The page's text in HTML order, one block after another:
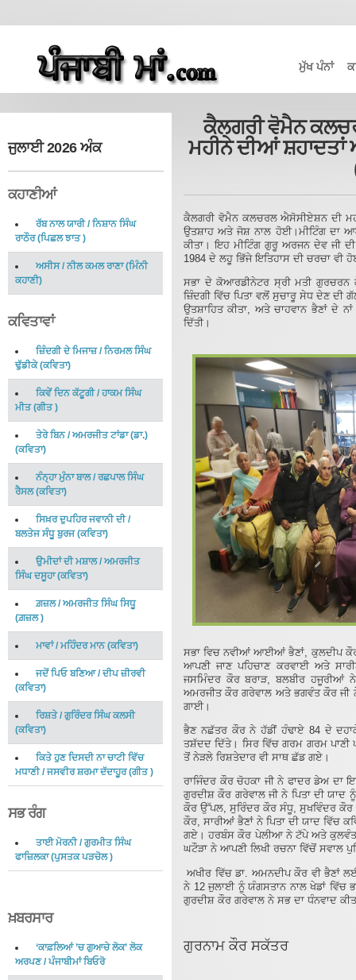
ਮੁੱਖ ਪੰਨਾਂ
ਜੁਲਾਈ 2026 ਅੰਕ
ਕਹਾਣੀਆਂ
ਰੱਬ ਨਾਲ ਯਾਰੀ/ਨਿਸ਼ਾਨ ਸਿੰਘ
ਰਾਠੌਰ(ਪਿਛਲ ਝਾਤ)
ਅਸੀਸ/ਨੀਲ ਕਮਲ ਰਾਣਾ(ਮਿੰਨੀ
ਕਹਾਣੀ)
ਕਵਿਤਾਵਾਂ
ਜ਼ਿੰਦਗੀ ਦੇ ਮਿਜਾਜ਼/ਨਿਰਮਲ ਸਿੰਘ
ਢੁੱਡੀਕੇ(ਕਵਿਤਾ)
ਕਿਵੇਂ ਦਿਨ ਕੱਟੂਗੀ/ ਹਾਕਮ ਸਿੰਘ
ਮੀਤ(ਗੀਤ)
ਤੇਰੇ ਬਿਨ/ਅਮਰਜੀਤ ਟਾਂਡਾ (ਡਾ.)
(ਕਵਿਤਾ)
ਨੰਨ੍ਹਾ ਮੁੰਨਾ ਬਾਲ/ ਰਛਪਾਲ ਸਿੰਘ
ਰੈਸਲ(ਕਵਿਤਾ)
ਸਿਖ਼ਰ ਦੁਪਹਿਰ ਜਵਾਨੀ ਦੀ/
ਬਲਤੇਜ ਸੰਧੂ ਬੁਰਜ(ਕਵਿਤਾ)
ਉਮੀਦਾਂ ਦੀ ਮਸ਼ਾਲ/ ਅਮਰਜੀਤ
ਸਿੰਘ ਦਸੂਹਾ(ਕਵਿਤਾ)
ਗ਼ਜ਼ਲ/ਅਮਰਜੀਤ ਸਿੰਘ ਸਿਧੂ
(ਗ਼ਜ਼ਲ)
ਮਾਵਾਂ/ ਮਹਿੰਦਰ ਮਾਨ(ਕਵਿਤਾ)
ਜਦੋਂ ਪਿਓ ਬਣਿਆ/ਦੀਪ ਜ਼ੀਰਵੀ
(ਕਵਿਤਾ)
ਰਿਸ਼ਤੇ/ ਗੁਰਿੰਦਰ ਸਿੰਘ ਕਲਸੀ
(ਕਵਿਤਾ)
ਕਿਤੇ ਹੁਣ ਦਿਸਦੀ ਨਾ ਚਾਟੀ ਵਿੱਚ
ਮਧਾਣੀ/ਜਸਵੀਰ ਸ਼ਰਮਾ ਦੱਦਾਹੂਰ(ਗੀਤ)
ਸਭ ਰੰਗ
ਤਾਈ ਮੋਰਨੀ/ਗੁਰਮੀਤ ਸਿੰਘ
ਫਾਜ਼ਿਲਕਾ(ਪੁਸਤਕ ਪੜਚੋਲ)
ਖ਼ਬਰਸਾਰ
‘ਕਾਫ਼ਲਿਆਂ ’ਚ ਗੁਆਚੇ ਲੋਕ’ ਲੋਕ
ਅਰਪਣ/ਪੰਜਾਬੀਮਾਂ ਬਿਓਰੋ
ਕੈਲਗਰੀ ਵੋਮੈਨ
ਮਹੀਨੇ ਦੀਆਂ ਸ਼ਹਾਦਤਾਂ
ਕੈਲਗਰੀ ਵੋਮੈਨ ਕਲਚਰਲ ਐਸੋਸੀਏਸ਼ਨ ਦੀ
ਉਤਸ਼ਾਹ ਅਤੇ ਜੋਸ਼ ਨਾਲ ਹੋਈ।ਮੀਟਿੰਗ ਦਾ
ਕੀਤਾ। ਇਹ ਮੀਟਿੰਗ ਗੁਰੂ ਅਰਜਨ ਦੇਵ ਜੀ
1984 ਦੇ ਲਹੂ ਭਿੱਜੇ ਇਤਿਹਾਸ ਦੀ ਚਰਚਾ ਵੀ
ਸਭਾ ਦੇ ਕੋਆਰਡੀਨੇਟਰ ਸ੍ਰੀ ਮਤੀ ਗੁਰਚਰਨ
ਜ਼ਿੰਦਗੀ ਵਿੱਚ ਪਿਤਾ ਵਲੋਂ ਸੁਚਾਰੂ ਸੇਧ ਦੇਣ ਦੀ
ਉਤਸ਼ਾਹਿਤ ਕੀਤਾ, ਅਤੇ ਚਾਹਵਾਨ ਭੈਣਾਂ ਦੇ
ਦਿੱਤੀ।
ਸਭਾ ਵਿਚ ਨਵੀਆਂ ਆਈਆਂ ਭੈਣਾਂ, ਕੁਲਦੀਪ
ਆਪਣੀ ਜਾਣ ਪਹਿਚਾਣ ਕਰਵਾਈ ਅਤੇ
ਜਸਮਿੰਦਰ ਕੌਰ ਬਰਾੜ, ਬਲਬੀਰ ਹਜੂਰੀਆਂ
ਅਮਰਜੀਤ ਕੌਰ ਗਰੇਵਾਲ ਅਤੇ ਭਗਵੰਤ ਕੌਰ ਜੀ
ਗਾਈ।
ਭੈਣ ਨਛੱਤਰ ਕੌਰ ਨੇ ਹੱਡੀਂ ਹੰਢਾਏ 84 ਦੇ
ਤਸ਼ੱਦਦ ਦਿੱਤੇ। ਸਿਰ ਵਿੱਚ ਗਰਮ ਗਰਮ
ਤੋਂ ਨੇੜਲੇ ਰਿਸ਼ਤੇਦਾਰ ਵੀ ਸਾਥ ਛੱਡ ਗਏ।
ਰਾਜਿੰਦਰ ਕੌਰ ਚੋਹਕਾ ਜੀ ਨੇ ਫਾਦਰ ਡੇਅ ਦਾ
ਗੁਰਦੀਸ਼ ਕੌਰ ਗਰੇਵਾਲ ਜੀ ਨੇ ਪਿਤਾ ਦੀ ਯਾਦ
ਕੌਰ ਉੱਪਲ, ਸੁਰਿੰਦਰ ਕੌਰ ਸੰਧੂ, ਸੁਖਵਿੰਦਰ ਕੌਰ
ਕੌਰ, ਸਾਰੀਆਂ ਭੈਣਾਂ ਨੇ ਪਿਤਾ ਦੀ ਯਾਦ ਵਿੱਚ
ਗਏ। ਹਰਬੰਸ ਕੌਰ ਪੇਲੀਆ ਨੇ ਟੱਪੇ ਅਤੇ ਕੁਲਵੰਤ
ਘਟੌੜਾ ਨੇ ਆਪਣੀ ਲਿਖੀ ਰਚਨਾ ਵਿੱਚੋਂ ਸਵਾਲ
ਅਖੀਰ ਵਿੱਚ ਡਾ. ਅਮਨਦੀਪ ਕੌਰ ਵੀ ਭੈਣਾਂ
ਨੇ 12 ਜੁਲਾਈ ਨੂੰ ਯੰਗਸਤਾਨ ਨਾਲ ਖੇਡਾਂ ਵਿੱਚ
ਗੁਰਦੀਸ਼ ਕੌਰ ਗਰੇਵਾਲ ਨੇ ਸਭ ਦਾ ਧੰਨਵਾਦ
ਗੁਰਨਾਮ ਕੌਰ ਸਕੱਤਰ